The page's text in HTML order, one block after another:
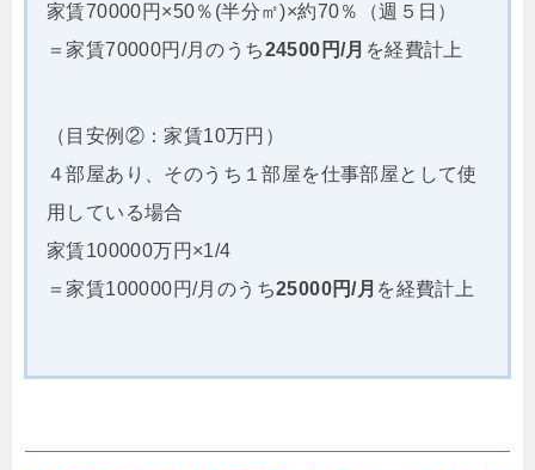
家賃70000円×50％(半分㎡)×約70％（週５日）
＝家賃70000円/月のうち24500円/月 を経費計上
（目安例②：家賃10万円）
４部屋あり、そのうち１部屋を仕事部屋として使
用している場合
家賃100000万円×1/4
＝家賃100000円/月のうち25000円/月 を経費計上